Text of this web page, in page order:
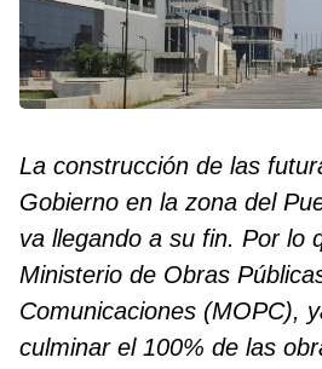
La construcción de las
Gobierno en la zona del
va llegando a su fin. Por lo
Ministerio de Obras
Comunicaciones (MOPC),
culminar el 100% de las